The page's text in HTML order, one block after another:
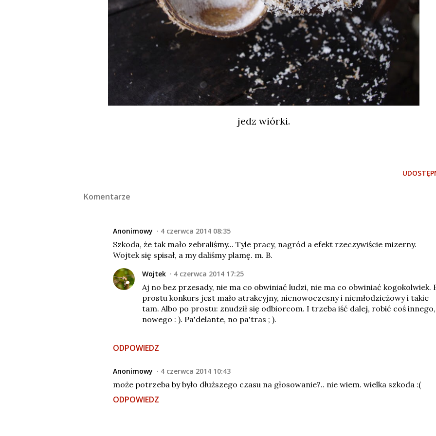
jedz wiórki.
Komentarze
Anonimowy 4 czerwca 2014 08:35
Szkoda, że tak mało zebraliśmy... Tyle pracy, nagród a efekt rzeczywiście mizerny.
Wojtek się spisał, a my daliśmy plamę. m. B.
ODPOWIEDZ
Wojtek 4 czerwca 2014 17:25
Aj no bez przesady, nie ma co obwiniać ludzi, nie ma co obwiniać kogokolwiek.
prostu konkurs jest mało atrakcyjny, nienowoczesny i niemłodzieżowy i takie
tam. Albo po prostu: znudził się odbiorcom. I trzeba iść dalej, robić coś innego,
nowego : ). Pa'delante, no pa'tras ; ).
Anonimowy 4 czerwca 2014 10:43
może potrzeba by było dłuższego czasu na głosowanie?.. nie wiem. wielka szkoda :(
ODPOWIEDZ